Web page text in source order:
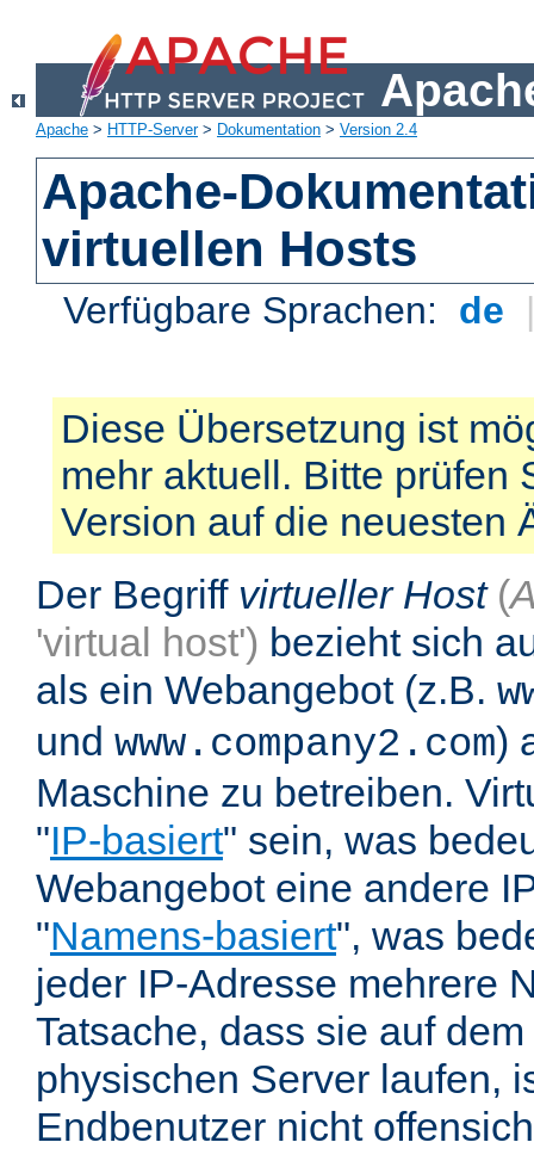
Apache > HTTP-Server> Dokumentation > Version 2.4
Apache-
virtuellen Hosts
Verfügbare Sprachen: de
Diese Übersetzung ist
mehr aktuell. Bitte prüfen
Version auf die neuesten
Der Begriff virtueller Host (
'virtual host') bezieht sich
als ein Webangebot (z.B.
und www.company2.com)
Maschine zu betreiben.
"IP-basiert" sein, was
Webangebot eine andere
"Namens-basiert", was
jeder IP-Adresse mehrere
Tatsache, dass sie auf
physischen Server laufen,
Endbenutzer nicht